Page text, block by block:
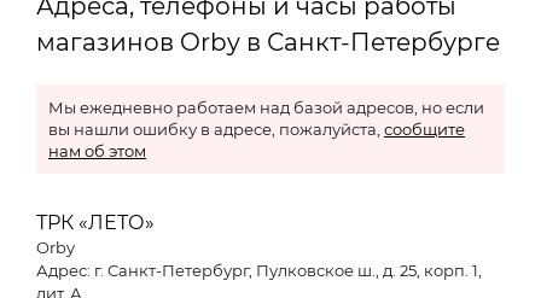
Адреса, телефоны и часы работы
магазинов Orby в Санкт-Петербурге
Мы ежедневно работаем над базой адресов, но если
вы нашли ошибку в адресе, пожалуйста, сообщите
нам об этом
ТРК «ЛЕТО»
Orby
Адрес: г. Санкт-Петербург, Пулковское ш., д. 25, корп. 1,
лит. А